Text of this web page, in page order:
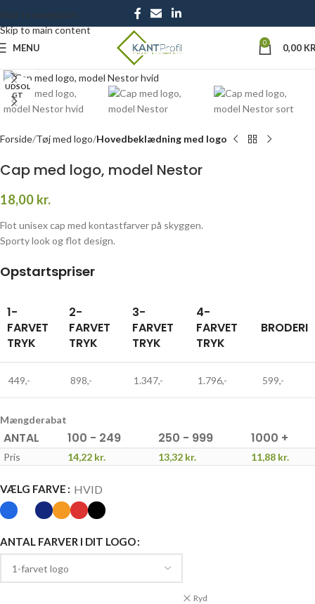
Skip to navigation
Skip to main content
MENU 0 0,00
UDSOL
GT
Forside Tøj med logo Hovedbeklædning med logo
Cap med logo, model Nestor
18,00 kr.
Flot unisex cap med kontastfarver på skyggen.
Sporty look og flot design.
Opstartspriser
1-
FARVET
TRYK
2-
FARVET
TRYK
3-
FARVET
TRYK
4-
FARVET
TRYK
BRODERI
449,- 898,- 1.347,- 1.796,- 599,-
Mængderabat
ANTAL 100 - 249 250 - 999 1000 +
Pris 14,22 kr. 13,32 kr. 11,88 kr.
VÆLG FARVE HVID
ANTAL FARVER I DIT LOGO
Ryd